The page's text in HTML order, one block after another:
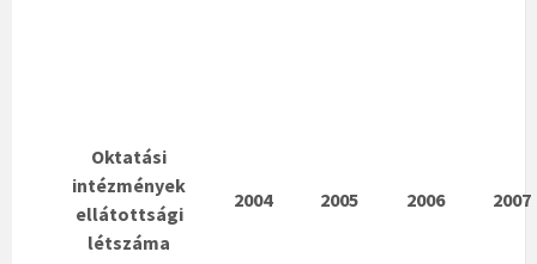
Oktatási
intézmények
ellátottsági
létszáma
2004 2005 2006 2007